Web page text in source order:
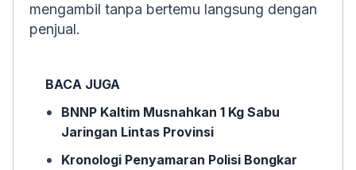
mengambil tanpa bertemu langsung dengan
penjual.
BACA JUGA
BNNP Kaltim Musnahkan 1 Kg Sabu
Jaringan Lintas Provinsi
Kronologi Penyamaran Polisi Bongkar